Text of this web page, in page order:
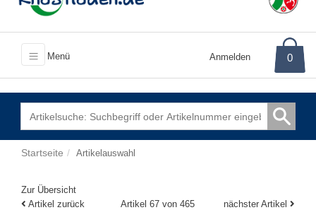
Menü Anmelden 0
Startseite Artikelauswahl
Zur Übersicht
Artikel zurück
Artikel 67 von 465 nächster Artikel